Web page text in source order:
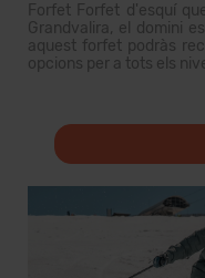
Forfet Forfet d'esquí
Grandvalira, el domini
aquest forfet podràs
opcions per a tots els